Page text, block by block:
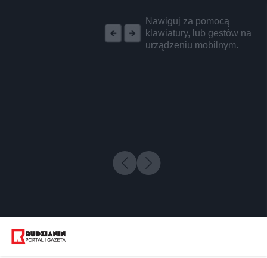
Nawiguj za pomocą
klawiatury, lub gestów na
urządzeniu mobilnym.